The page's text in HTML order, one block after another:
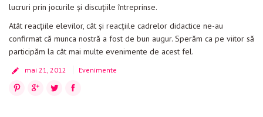
lucruri prin jocurile şi discuţiile întreprinse.
Atât reacţiile elevilor, cât şi reacţiile cadrelor didactice ne-au
confirmat că munca nostră a fost de bun augur. Sperăm ca pe viitor să
participăm la cât mai multe evenimente de acest fel.
mai 21, 2012 Evenimente
Facebook
Twitter
Google+
Pinterest